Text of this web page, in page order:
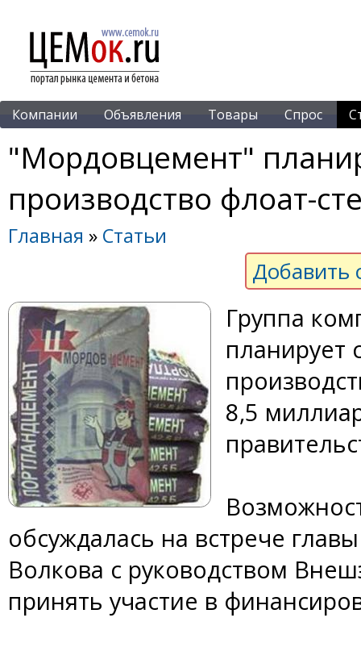
Компании Объявления Товары Спрос
"Мордовцемент"
производство флоат-
Главная » Статьи
Добавить
Группа
планирует
8,5
обсуждалась на встрече
Волкова с руководством
принять участие в